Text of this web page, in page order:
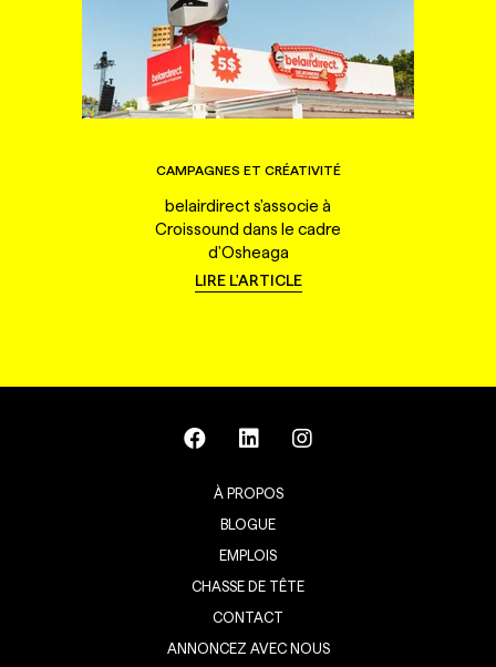
CAMPAGNES ET CRÉATIVITÉ
belairdirect s'associe à
Croissound dans le cadre
d'Osheaga
LIRE L'ARTICLE
À PROPOS
BLOGUE
EMPLOIS
CHASSE DE TÊTE
CONTACT
ANNONCEZ AVEC NOUS